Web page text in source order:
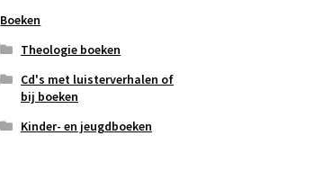
Boeken
Theologie boeken
Cd's met luisterverhalen of
bij boeken
Kinder- en jeugdboeken